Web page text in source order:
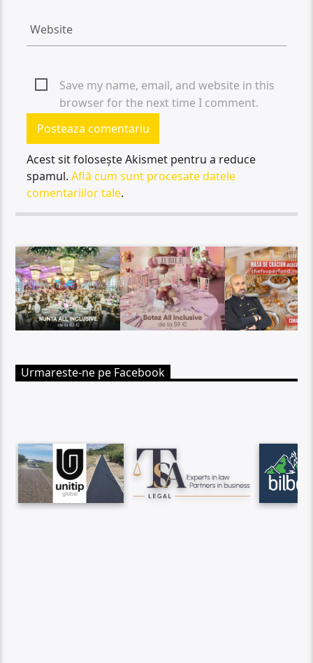
Save my name, email, and website in this
browser for the next time I comment.
Acest sit folosește Akismet pentru a reduce
spamul.Află cum sunt procesate datele
comentariilor tale.
Urmareste-ne pe Facebook